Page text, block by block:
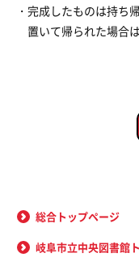
・完成したものは持ち
置いて帰られた場合
総合トップページ
岐阜市立中央図書館